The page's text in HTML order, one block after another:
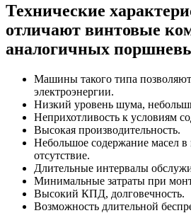
Технические
отличают винтовые
аналогичных
Машины такого типа
электроэнергии.
Низкий уровень шума,
Неприхотливость к условиям
Высокая производительность.
Небольшое содержание масел в
отсутствие.
Длительные интервалы
Минимальные затраты при
Высокий КПД, долговечность.
Возможность длительной